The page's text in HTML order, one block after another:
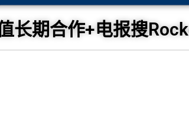
长期合作+电报搜